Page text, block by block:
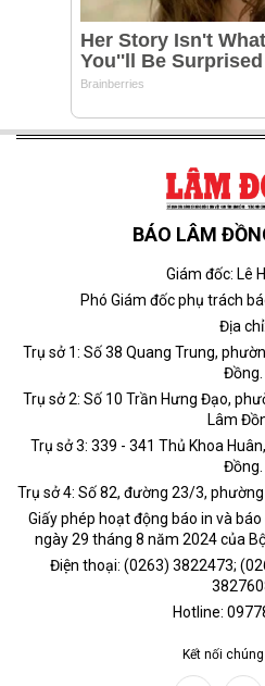
BÁO LÂM
Giám đốc: Lê
Phó Giám đốc phụ trách
Địa chỉ:
Trụ sở 1: Số 38 Quang Trung,
Đồng.
Trụ sở 2: Số 10 Trần Hưng Đạo,
Lâm
Trụ sở 3: 339 - 341 Thủ Khoa
Đồng.
Trụ sở 4: Số 82, đường 23/3,
Giấy phép hoạt động báo in và
ngày 29 tháng 8 năm 2024 của
Điện thoại: (0263) 3822473;
Hotline:
Kết nối